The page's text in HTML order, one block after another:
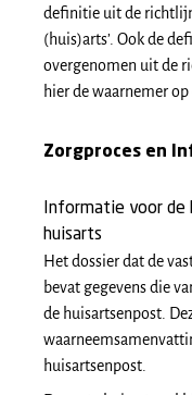
definitie uit de
(huis)arts’. Ook de
overgenomen uit de
hier de waarnemer
Zorgproces en
Informatie voor de
huisarts
Het dossier dat de
bevat gegevens die
de huisartsenpost.
huisartsenpost.